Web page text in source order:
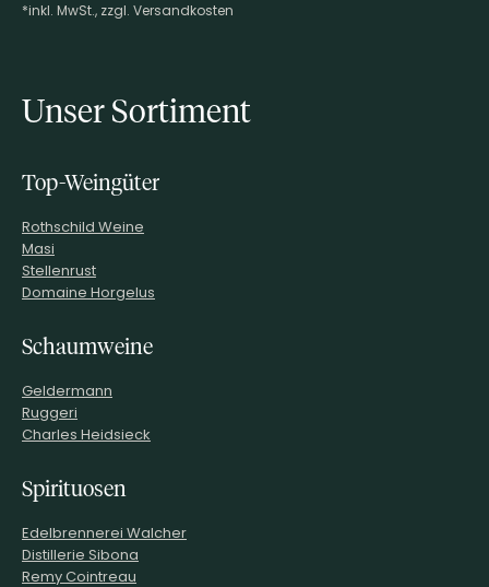
Footer-Menü
*inkl. MwSt., zzgl. Versandkosten
Unser Sortiment
Top-Weingüter
Rothschild Weine
Masi
Stellenrust
Domaine Horgelus
Schaumweine
Geldermann
Ruggeri
Charles Heidsieck
Spirituosen
Edelbrennerei Walcher
Distillerie Sibona
Remy Cointreau